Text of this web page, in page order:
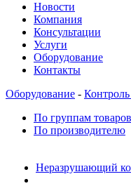
Новости
Компания
Консультации
Услуги
Оборудование
Контакты
Оборудование -
По группам товаров
По производителю
Неразрушающий